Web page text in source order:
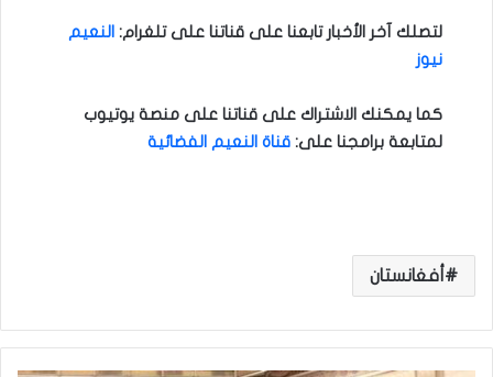
لتصلك آخر الأخبار تابعنا على قناتنا على تلغرام: النعيم
نيوز
كما يمكنك الاشتراك على قناتنا على منصة يوتيوب
لمتابعة برامجنا على: قناة النعيم الفضائية
أفغانستان